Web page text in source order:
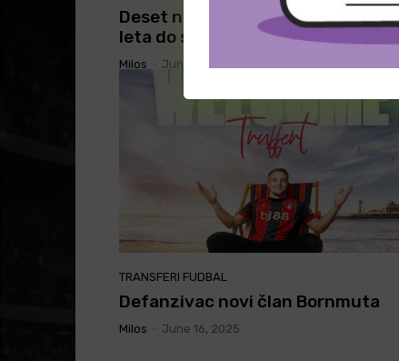
Deset najskupljih transfera ovog
leta do sad
Milos June 16, 2025
TRANSFERI FUDBAL
Defanzivac novi član Bornmuta
Milos June 16, 2025